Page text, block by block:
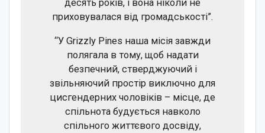
десять років, і вона ніколи не
приховувалася від громадськості”.
“У Grizzly Pines наша місія завжди
полягала в тому, щоб надати
безпечний, стверджуючий і
звільняючий простір виключно для
цисгендерних чоловіків – місце, де
спільнота будується навколо
спільного життєвого досвіду,